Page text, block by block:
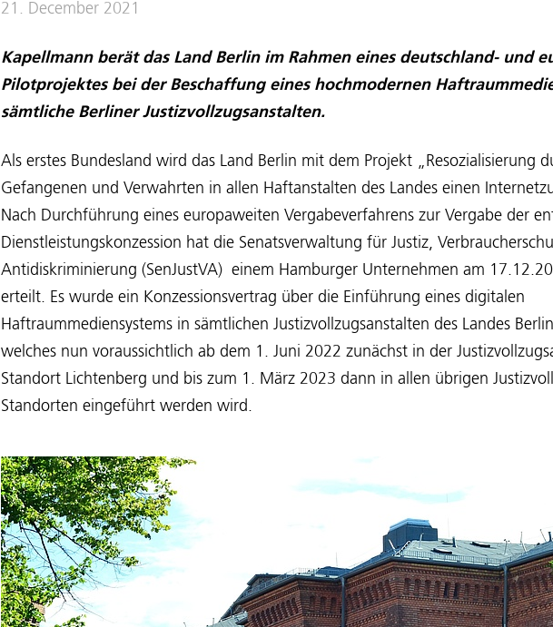
21. December 2021
Kapellmann berät das Land Berlin im Rahmen eines deutschland- und
Pilotprojektes bei der Beschaffung eines hochmodernen
sämtliche Berliner Justizvollzugsanstalten.
Als erstes Bundesland wird das Land Berlin mit dem Projekt „Resozialisierung
Gefangenen und Verwahrten in allen Haftanstalten des Landes einen
Nach Durchführung eines europaweiten Vergabeverfahrens zur Vergabe der
Dienstleistungskonzession hat die Senatsverwaltung für Justiz,
Antidiskriminierung (SenJustVA) einem Hamburger Unternehmen am
erteilt. Es wurde ein Konzessionsvertrag über die Einführung eines digitalen
Haftraummediensystems in sämtlichen Justizvollzugsanstalten des Landes
welches nun voraussichtlich ab dem 1. Juni 2022 zunächst in der
Standort Lichtenberg und bis zum 1. März 2023 dann in allen übrigen
Standorten eingeführt werden wird.